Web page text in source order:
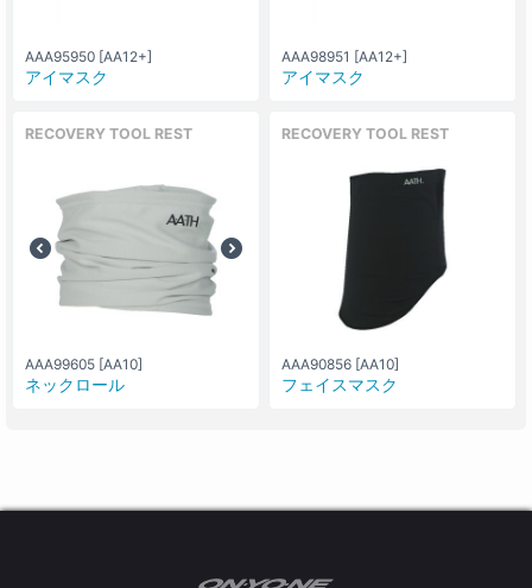
AAA95950 [AA12+]
アイマスク
AAA98951 [AA12+]
アイマスク
RECOVERY TOOL REST
AAA99605 [AA10]
ネックロール
RECOVERY TOOL REST
AAA90856 [AA10]
フェイスマスク